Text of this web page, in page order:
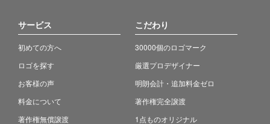
サービス
初めての方へ
ロゴを探す
お客様の声
料金について
著作権無償譲渡
こだわり
30000個のロゴマーク
厳選プロデザイナー
明朗会計・追加料金ゼロ
著作権完全譲渡
1点ものオリジナル